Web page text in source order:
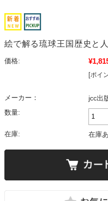
絵で解る琉球王国歴史と
価格:
[ポイ
メーカー：
jcc出
数量:
在庫: 在庫